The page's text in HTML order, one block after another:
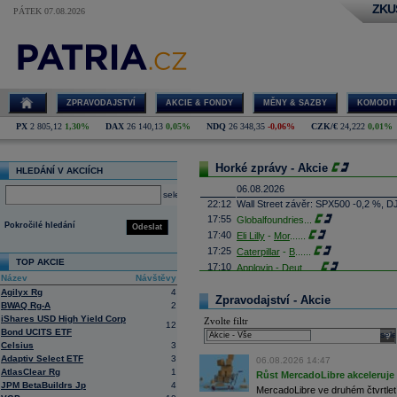
PÁTEK 07.08.2026
ZPRAVODAJSTVÍ AKCIE & FONDY MĚNY & SAZBY
PX 2 805,12 1,30% DAX 26 140,13 0,05% NDQ 26 348,35 -0,06% CZK/€ 24,222 0,01%
HLEDÁNÍ V AKCIÍCH
select
Odeslat
Pokročilé hledání
TOP AKCIE
Název
Návštěvy
Agilyx Rg
4
BWAQ Rg-A
2
iShares USD High Yield Corp
Bond UCITS ETF
12
Celsius
3
Adaptiv Select ETF
3
AtlasClear Rg
1
JPM BetaBuildrs Jp
4
Horké zprávy - Akcie
06.08.2026
22:12 Wall Street závěr: SPX500 -0,2 %,
17:55 Globalfoundries
17:40 Eli Lilly - Mor......
17:25 Caterpillar - B
17:10 Applovin - Deut
16:53 Výrobce příslušenství pro
propadl do ztráty 8,8 milionukorun.
Obrat společnosti se loni meziročně
16:41
AMD
16:26 Britské úřady schválily plánované
domácím konkurentem Paramount
Britská vláda dnes oznámila, že
které rozptýlily obavy ministryně
Zpravodajství - Akcie
Zvolte filtr
06.08.2026 14:47
Růst MercadoLibre
MercadoLibre ve druhém